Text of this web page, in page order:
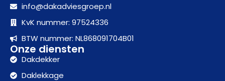
info@dakadviesgroep.nl
KvK nummer: 97524336
BTW nummer: NL868091704B01
Onze diensten
Dakdekker
Daklekkage